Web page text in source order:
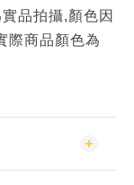
品拍攝,顏色因
際商品顏色為